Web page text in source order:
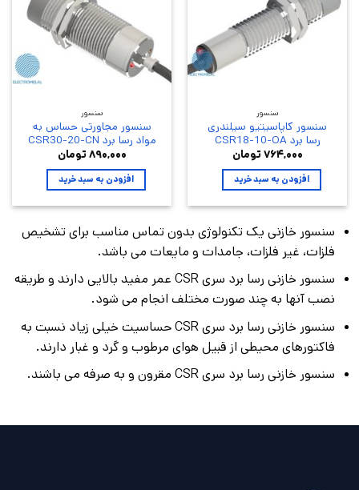
سنسور
سنسور کاپاسیتیو سیلندری
رسا برد CSR18-10-OA
۷۶۴,۰۰۰ تومان
افزودن به سبد خرید
سنسور
سنسور مجاورتی حساس به
مواد رسا برد CSR30-20-CN
۸۹۰,۰۰۰ تومان
افزودن به سبد خرید
سنسور خازنی یک تکنولوژی بدون تماس مناسب برای تشخیص
فلزات، غیر فلزات، جامدات و مایعات می باشد.
سنسور خازنی رسا برد سری CSR عمر مفید بالایی دارند و طریقه
نصب آنها به چند صورت مختلف انجام می شود.
سنسور خازنی رسا برد سری CSR حساسیت خیلی زیاد نسبت به
فاکتورهای محیطی از قبیل هوای مرطوب و گرد و غبار دارند.
سنسور خازنی رسا برد سری CSR مقرون و به صرفه می باشند.